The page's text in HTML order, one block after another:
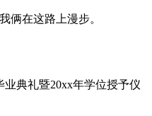
在这路上漫步。
典礼暨20xx年学位授予仪